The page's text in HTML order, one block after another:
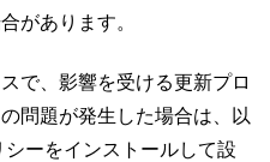
があります。
で、影響を受ける更新プロ
問題が発生した場合は、以
ーをインストールして設